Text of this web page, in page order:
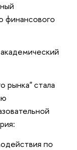
финансового
стала
по